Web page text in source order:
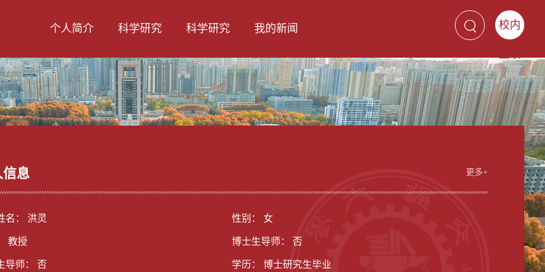
校内
个人简介 科学研究 科学研究 我的新闻
息 更多+
名： 洪灵 性别： 女
教授 博士生导师： 否
导师： 否 学历： 博士研究生毕业